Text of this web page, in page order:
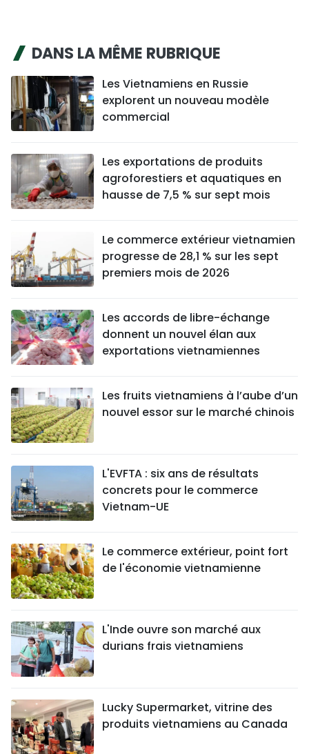
DANS LA MÊME RUBRIQUE
Les Vietnamiens en Russie
explorent un nouveau modèle
commercial
Les exportations de produits
agroforestiers et aquatiques en
hausse de 7,5 % sur sept mois
Le commerce extérieur vietnamien
progresse de 28,1 % sur les sept
premiers mois de 2026
Les accords de libre-échange
donnent un nouvel élan aux
exportations vietnamiennes
Les fruits vietnamiens à l’aube d’un
nouvel essor sur le marché chinois
L'EVFTA : six ans de résultats
concrets pour le commerce
Vietnam-UE
Le commerce extérieur, point fort
de l'économie vietnamienne
L'Inde ouvre son marché aux
durians frais vietnamiens
Lucky Supermarket, vitrine des
produits vietnamiens au Canada